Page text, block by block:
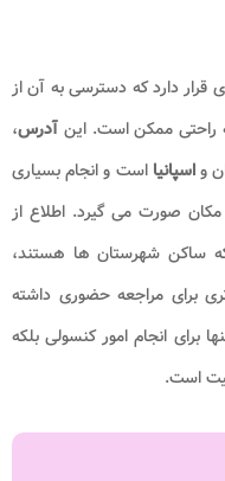
قرار دارد که دسترسی به آن از
ممکن است. این آدرس،
واسپانیااست و انجام بسیاری
صورت می گیرد. اطلاع از
ساکن شهرستان ها هستند،
برای مراجعه حضوری داشته
برای انجام امور کنسولی بلکه
است.